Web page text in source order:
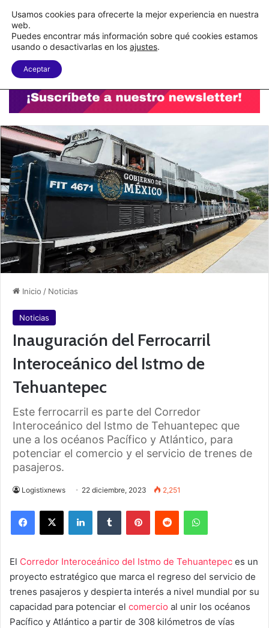
C&A México completa la implementación de su WMS en la nube
Menu
Inicio / Noticias
Noticias
Inauguración del Ferrocarril
Interoceánico del Istmo de
Tehuantepec
Este ferrocarril es parte del Corredor
Interoceánico del Istmo de Tehuantepec que
une a los océanos Pacífico y Atlántico, para
potenciar el comercio y el servicio de trenes de
pasajeros.
Logistixnews 22 diciembre, 2023 2,251
El Corredor Interoceánico del Istmo de Tehuantepec es un
proyecto estratégico que marca el regreso del servicio de
trenes pasajeros y despierta interés a nivel mundial por su
capacidad para potenciar el comercio al unir los océanos
Pacífico y Atlántico a partir de 308 kilómetros de vías
Usamos cookies para ofrecerte la mejor experiencia en nuestra
web.
Puedes encontrar más información sobre qué cookies estamos
usando o desactivarlas en los ajustes.
Aceptar